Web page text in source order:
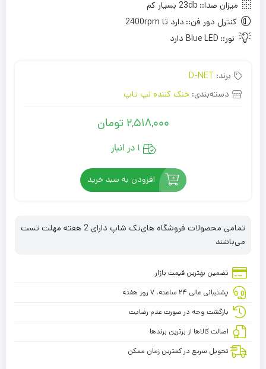
میزان صدا:: 23db بسیار کم
کنترل دور فن:: دارد تا 2400rpm
نور:: Blue LED دارد
برند: D-NET
دسته‌بندی: خنک کننده لپ تاپ
2,518,000 تومان
1 در انبار
افزودن به سبد خرید
تمامی محصولات فروشگاه های‌تک شاپ دارای 2 هفته مهلت تست
می‌باشند
تضمین بهترین قیمت بازار
پشتیبانی عالی ۲۴ ساعته، ۷ روز هفته
بازگشت وجه در صورت عدم رضایت
اصالت کالاها از برترین برندها
تحویل سریع در کمترین زمان ممکن